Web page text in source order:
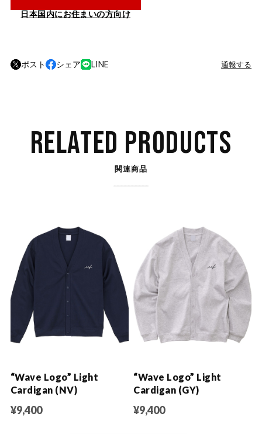
日本国内にお住まいの方向け
ポスト シェア LINE 通報する
RELATED PRODUCTS
関連商品
“Wave Logo” Light
Cardigan (NV)
¥9,400
“Wave Logo” Light
Cardigan (GY)
¥9,400